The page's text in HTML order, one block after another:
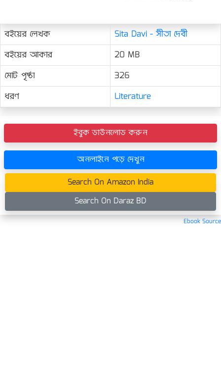
বইয়ের লেখক
Sita Davi - সীতা দেবী
বইয়ের আকার
20 MB
মোট পৃষ্ঠা
326
ধরণ
Literature
ইবুক ডাউনলোড করুন
অনলাইনে পড়ে দেখুন
Search On Amazon India
Search On Daraz BD
Ebook Source